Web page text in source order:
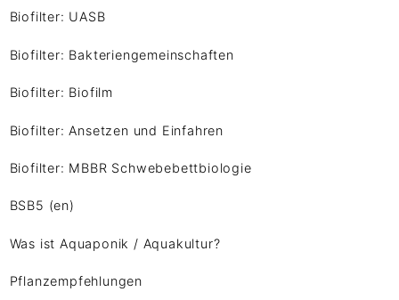
Biofilter: UASB
Biofilter: Bakteriengemeinschaften
Biofilter: Biofilm
Biofilter: Ansetzen und Einfahren
Biofilter: MBBR Schwebebettbiologie
BSB5 (en)
Was ist Aquaponik / Aquakultur?
Pflanzempfehlungen